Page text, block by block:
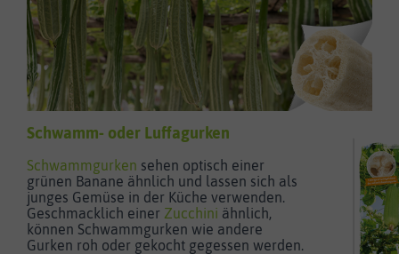
Schwamm- oder Luffagurken
Schwammgurken sehen optisch einer
grünen Banane ähnlich und lassen sich als
junges Gemüse in der Küche verwenden.
Geschmacklich einer Zucchini ähnlich,
können Schwammgurken wie andere
Gurken roh oder gekocht gegessen werden.